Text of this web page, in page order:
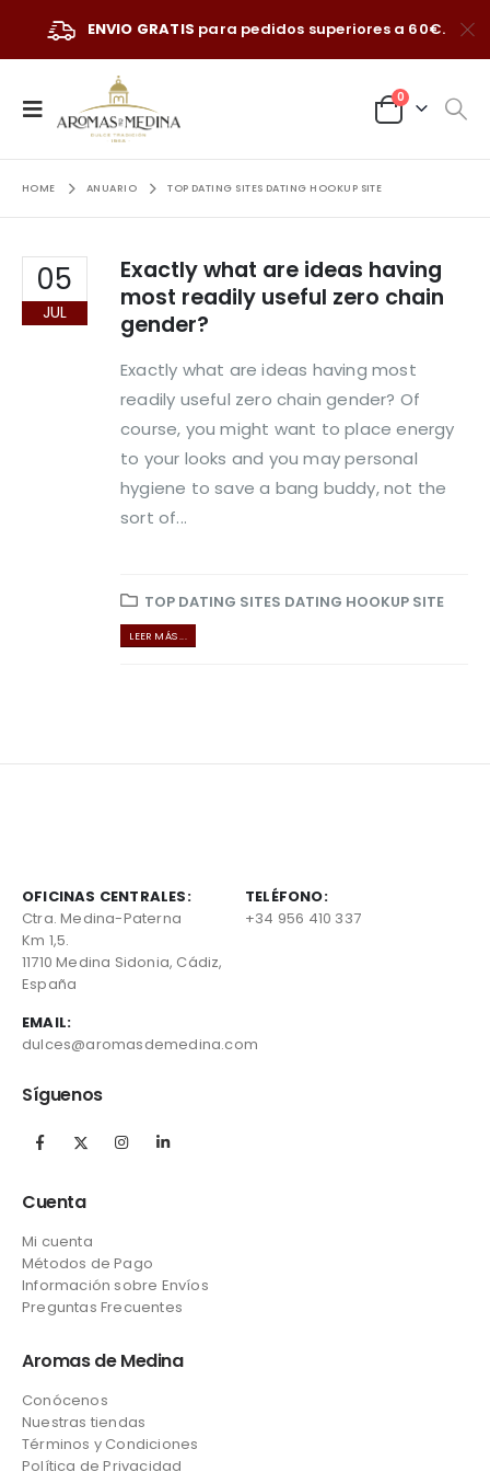
ENVIO GRATIS para pedidos superiores a 60€.
0
HOME ANUARIO TOP DATING SITES DATING HOOKUP SITE
05
JUL
Exactly what are ideas having
most readily useful zero chain
gender?
Exactly what are ideas having most
readily useful zero chain gender? Of
course, you might want to place energy
to your looks and you may personal
hygiene to save a bang buddy, not the
sort of...
TOP DATING SITES DATING HOOKUP SITE
LEER MÁS ...
OFICINAS CENTRALES:
Ctra. Medina-Paterna
Km 1,5.
11710 Medina Sidonia, Cádiz,
España
TELÉFONO:
+34 956 410 337
EMAIL:
dulces@aromasdemedina.com
Síguenos
Cuenta
Mi cuenta
Métodos de Pago
Información sobre Envíos
Preguntas Frecuentes
Aromas de Medina
Conócenos
Nuestras tiendas
Términos y Condiciones
Política de Privacidad